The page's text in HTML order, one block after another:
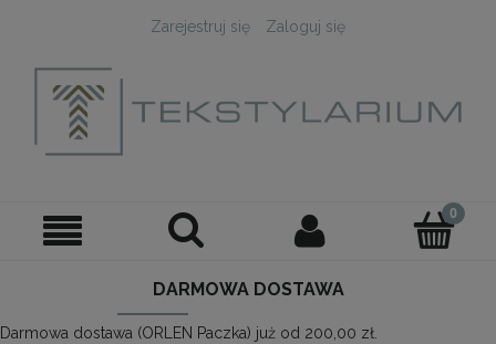
Zarejestruj się Zaloguj się
DARMOWA DOSTAWA
Darmowa dostawa (ORLEN Paczka) już od 200,00 zł.